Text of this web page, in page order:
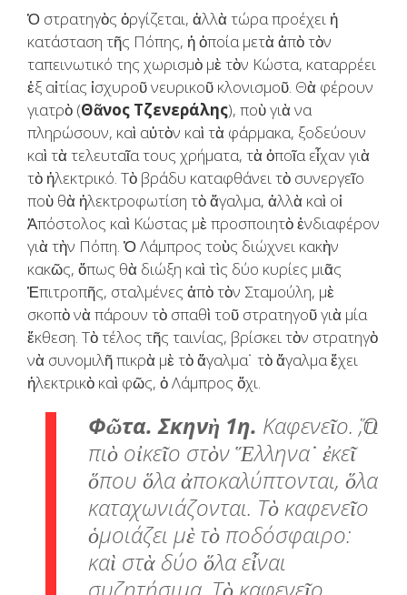
Ὁ στρατηγὸς ὀργίζεται, ἀλλὰ τώρα προέχει ἡ
κατάσταση τῆς Πόπης, ἡ ὁποία μετὰ ἀπὸ τὸν
ταπεινωτικό της χωρισμὸ μὲ τὸν Κώστα, καταρρέει
ἐξ αἰτίας ἰσχυροῦ νευρικοῦ κλονισμοῦ. Θὰ φέρουν
γιατρὸ (Θᾶνος Τζενεράλης), ποὺ γιὰ να
πληρώσουν, καὶ αὐτὸν καὶ τὰ φάρμακα, ξοδεύουν
καὶ τὰ τελευταῖα τους χρήματα, τὰ ὁποῖα εἶχαν γιὰ
τὸ ἠλεκτρικό. Τὸ βράδυ καταφθάνει τὸ συνεργεῖο
ποὺ θὰ ἠλεκτροφωτίση τὸ ἄγαλμα, ἀλλὰ καὶ οἱ
Ἀπόστολος καὶ Κώστας μὲ προσποιητὸ ἐνδιαφέρον
γιὰ τὴν Πόπη. Ὁ Λάμπρος τοὺς διώχνει κακὴν
κακῶς, ὅπως θὰ διώξη καὶ τὶς δύο κυρίες μιᾶς
Ἐπιτροπῆς, σταλμένες ἀπὸ τὸν Σταμούλη, μὲ
σκοπὸ νὰ πάρουν τὸ σπαθὶ τοῦ στρατηγοῦ γιὰ μία
ἔκθεση. Τὸ τέλος τῆς ταινίας, βρίσκει τὸν στρατηγὸ
νὰ συνομιλῆ πικρὰ μὲ τὸ ἄγαλμα˙ τὸ ἄγαλμα ἔχει
ἠλεκτρικὸ καὶ φῶς, ὁ Λάμπρος ὄχι.
Φῶτα. Σκηνὴ 1η. Καφενεῖο. Ὅ,τι
πιὸ οἰκεῖο στὸν Ἕλληνα˙ ἐκεῖ
ὅπου ὅλα ἀποκαλύπτονται, ὅλα
καταχωνιάζονται. Τὸ καφενεῖο
ὁμοιάζει μὲ τὸ ποδόσφαιρο:
καὶ στὰ δύο ὅλα εἶναι